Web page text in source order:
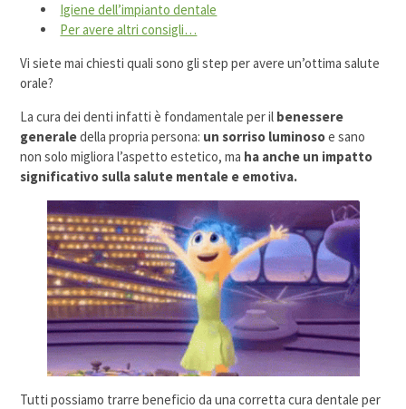
Igiene dell’impianto dentale
Per avere altri consigli…
Vi siete mai chiesti quali sono gli step per avere un’ottima salute
orale?
La cura dei denti infatti è fondamentale per il benessere
generaledella propria persona: un sorriso luminosoe sano
non solo migliora l’aspetto estetico, ma ha anche un impatto
significativo sulla salute mentale e emotiva.
Tutti possiamo trarre beneficio da una corretta cura dentale per